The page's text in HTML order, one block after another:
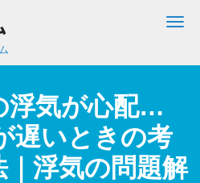
浮気が心配…
遅いときの考
｜浮気の問題解